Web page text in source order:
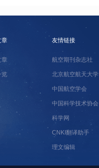
章
章
览
友情链接
航空期刊杂志社
北京航空航天大学
中国航空学会
中国科学技术协会
科学网
CNKI翻译助手
理文编辑